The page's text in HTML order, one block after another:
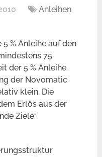
Anleihen
% Anleihe auf den
75
der 5 % Anleihe
der Novomatic
klein. Die
Erlös aus der
Ziele: